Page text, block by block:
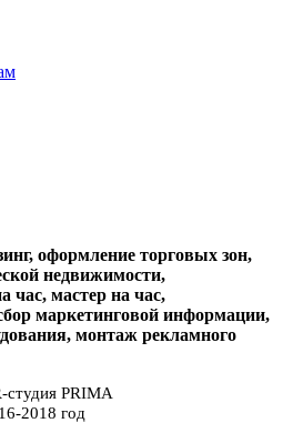
оформление торговых зон,
недвижимости,
час, мастер на час,
маркетинговой информации,
монтаж рекламного
студия PRIMA
2018 год